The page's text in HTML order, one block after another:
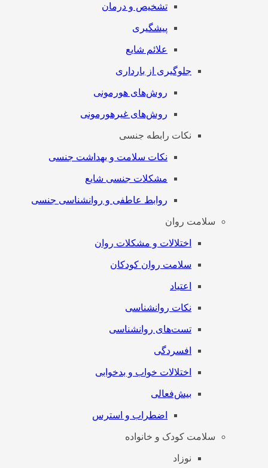
تشخیص و درمان
پیشگیری
علائم شایع
جلوگیری از بارداری
روش‌های هورمونی
روش‌های غیرهورمونی
نکات رابطه جنسی
نکات سلامت و بهداشت جنسی
مشکلات جنسی شایع
روابط عاطفی و روانشناسی جنسی
سلامت روان
اختلالات و مشکلات روان
سلامت روان کودکان
اعتیاد
نکات روانشناسی
تست‌های روانشناسی
افسردگی
اختلالات خواب و بدخوابی
بیش‌فعالی
اضطراب و استرس
سلامت کودک و خانواده
نوزاد